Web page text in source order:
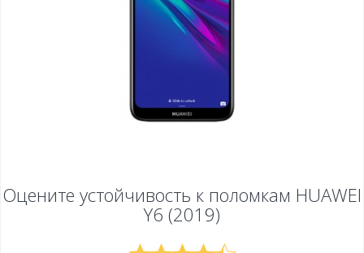
Оцените устойчивость к поломкам HUAWEI
Y6 (2019)